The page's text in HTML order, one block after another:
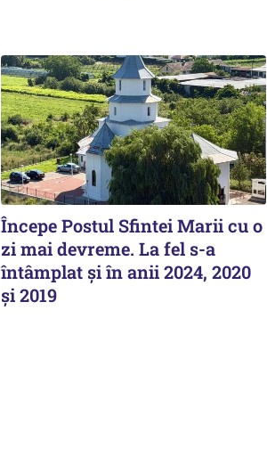
Începe Postul Sfintei Marii cu o
zi mai devreme. La fel s-a
întâmplat și în anii 2024, 2020
și 2019